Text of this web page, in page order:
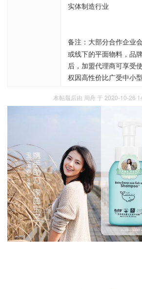
实体制造行业
备注：大部分合作企业
或线下的平面物料，品
后，加盟代理商可享受
权因高性价比广受中小
本帖最后由 周舟 于 2020-10-26